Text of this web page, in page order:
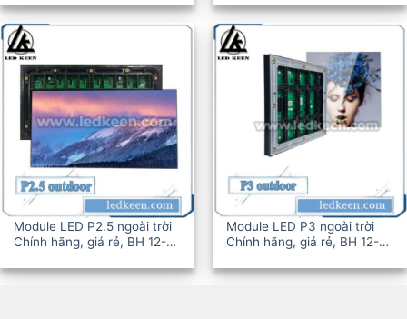
Module LED P2.5 ngoài trời
Chính hãng, giá rẻ, BH 12-
Module LED P3 ngoài trời
Chính hãng, giá rẻ, BH 12-